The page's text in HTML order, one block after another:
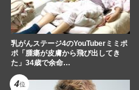
乳がんステージ4のYouTuberミミポ
ポ「腫瘍が皮膚から飛び出してき
た」34歳で余命…